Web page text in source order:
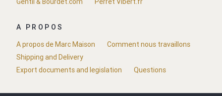
A PROPOS
A propos de Marc Maison
Comment nous travaillons
Shipping and Delivery
Export documents and legislation
Questions